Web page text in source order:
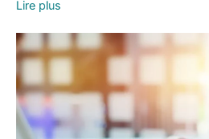
Lire plus